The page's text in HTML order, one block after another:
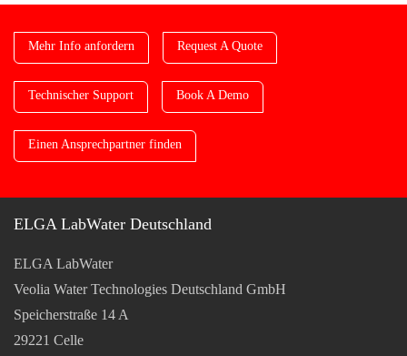
Mehr Info anfordern Request A Quote
Technischer Support Book A Demo
Einen Ansprechpartner finden
ELGA LabWater Deutschland
ELGA LabWater
Veolia Water Technologies Deutschland GmbH
Speicherstraße 14 A
29221 Celle